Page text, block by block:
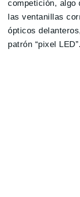
competición, algo
las ventanillas
ópticos
patrón “pixel LED”.